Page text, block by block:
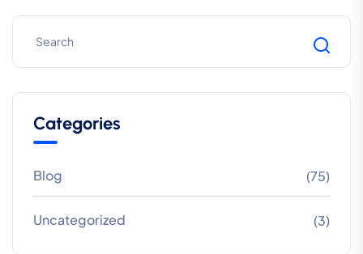
Categories
Blog (75)
Uncategorized (3)